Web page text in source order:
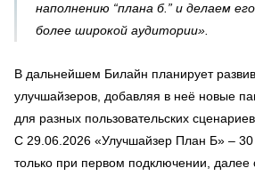
наполнению “плана б.” и делаем
более широкой аудитории».
В дальнейшем Билайн планирует
улучшайзеров, добавляя в неё новые
для разных пользовательских сценариев.
С 29.06.2026 «Улучшайзер План Б» – 30
только при первом подключении, далее